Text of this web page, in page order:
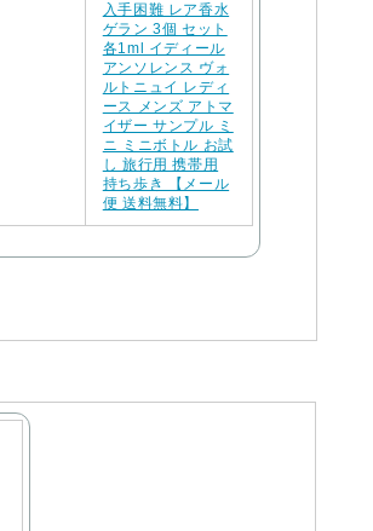
入手困難 レア香水
ゲラン 3個 セット
各1ml イディール
アンソレンス ヴォ
ルトニュイ レディ
ース メンズ アトマ
イザー サンプル ミ
ニ ミニボトル お試
し 旅行用 携帯用
持ち歩き 【メール
便 送料無料】